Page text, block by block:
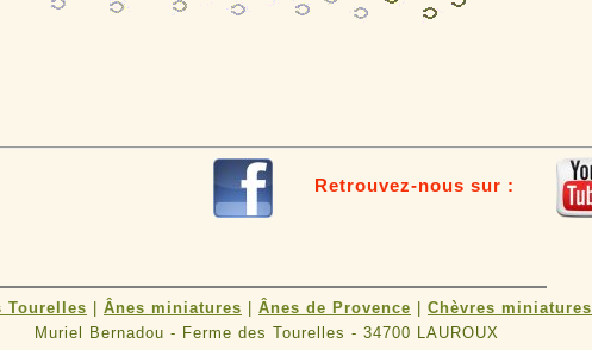
Retrouvez-nous sur :
Tourelles Ânes miniatures Ânes de Provence Chèvres miniatures
Muriel Bernadou - Ferme des Tourelles - 34700 LAUROUX